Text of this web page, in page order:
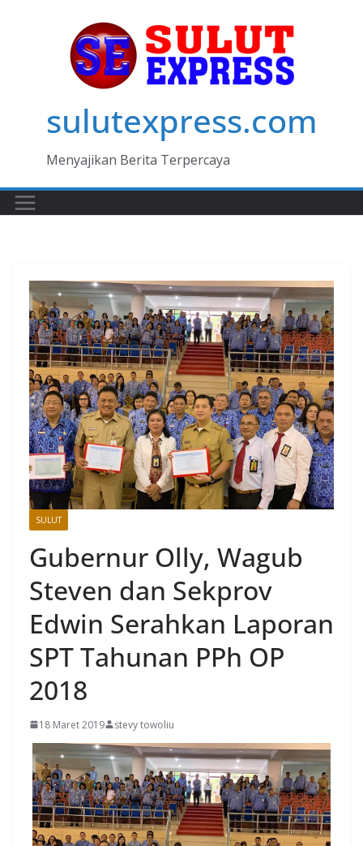
sulutexpress.com
Menyajikan Berita Terpercaya
SULUT
Gubernur Olly, Wagub
Steven dan Sekprov
Edwin Serahkan Laporan
SPT Tahunan PPh OP
2018
18 Maret 2019 stevy towoliu